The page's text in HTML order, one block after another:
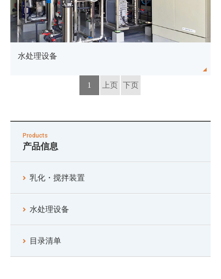
水处理设备
1 上页 下页
Products
产品信息
乳化・搅拌装置
水处理设备
目录清单